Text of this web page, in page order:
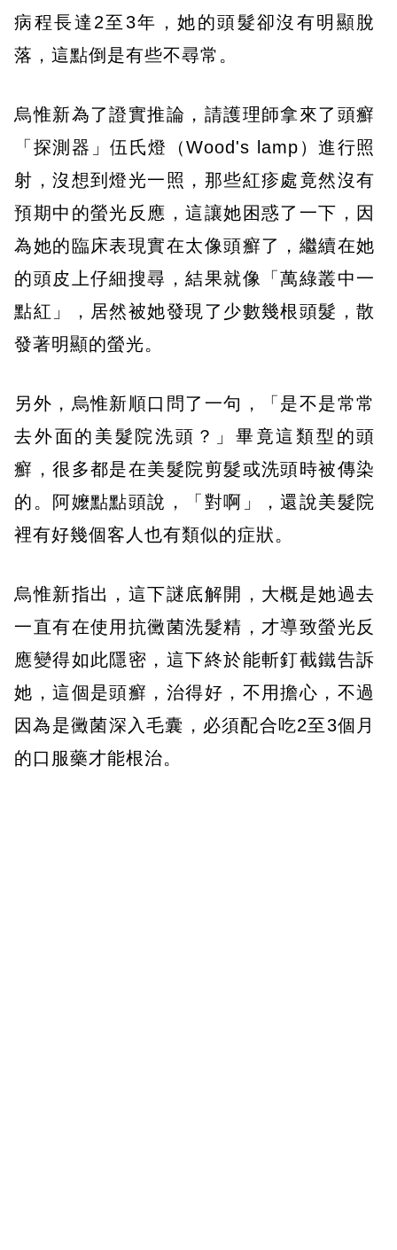
病程長達2至3年，她的頭髮卻沒有明顯脫
落，這點倒是有些不尋常。
烏惟新為了證實推論，請護理師拿來了頭癬
「探測器」伍氏燈（Wood's lamp）進行照
射，沒想到燈光一照，那些紅疹處竟然沒有
預期中的螢光反應，這讓她困惑了一下，因
為她的臨床表現實在太像頭癬了，繼續在她
的頭皮上仔細搜尋，結果就像「萬綠叢中一
點紅」，居然被她發現了少數幾根頭髮，散
發著明顯的螢光。
另外，烏惟新順口問了一句，「是不是常常
去外面的美髮院洗頭？」畢竟這類型的頭
癬，很多都是在美髮院剪髮或洗頭時被傳染
的。阿嬤點點頭說，「對啊」，還說美髮院
裡有好幾個客人也有類似的症狀。
烏惟新指出，這下謎底解開，大概是她過去
一直有在使用抗黴菌洗髮精，才導致螢光反
應變得如此隱密，這下終於能斬釘截鐵告訴
她，這個是頭癬，治得好，不用擔心，不過
因為是黴菌深入毛囊，必須配合吃2至3個月
的口服藥才能根治。